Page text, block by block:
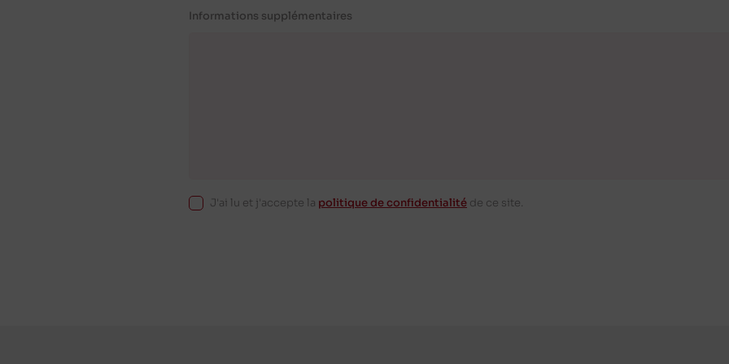
Informations supplémentaires
J'ai lu et j'accepte la politique de confidentialité de ce site.